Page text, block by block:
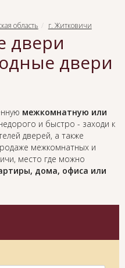
область г. Житковичи
двери
двери
межкомнатную или
и быстро - заходи к
дверей, а также
межкомнатных и
место где можно
дома, офиса или